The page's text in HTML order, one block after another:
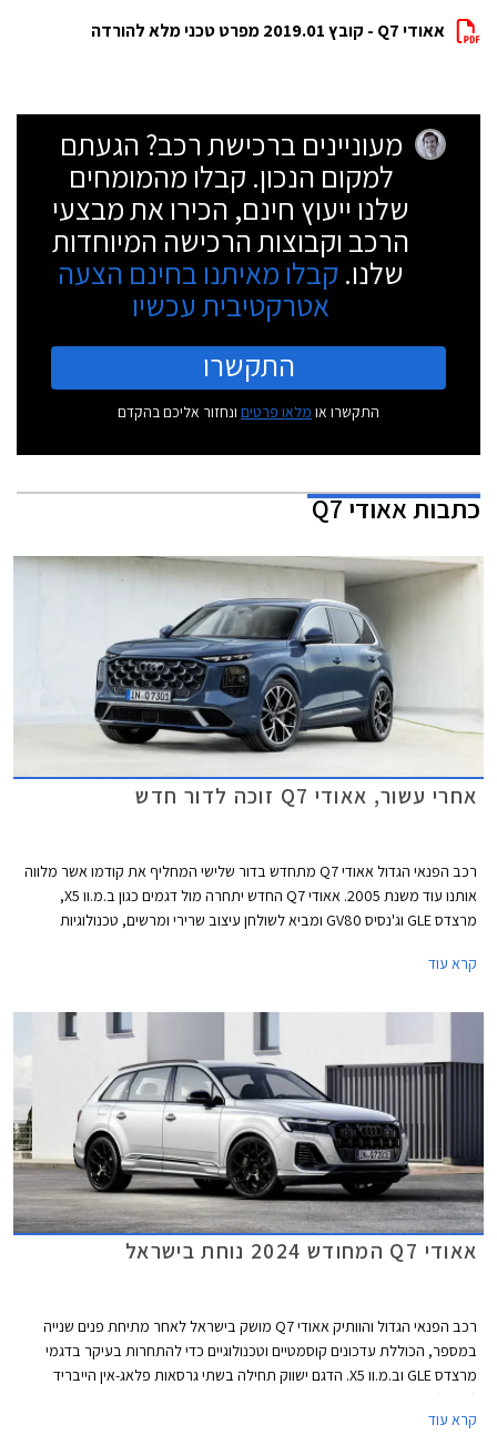
אאודי Q7 - קובץ 2019.01 מפרט טכני מלא להורדה
מעוניינים ברכישת רכב? הגעתם
למקום הנכון. קבלו מהמומחים
שלנו ייעוץ חינם, הכירו את מבצעי
הרכב וקבוצות הרכישה המיוחדות
שלנו. קבלו מאיתנו בחינם הצעה
אטרקטיבית עכשיו
התקשרו
התקשרו או מלאו פרטים ונחזור אליכם בהקדם
כתבותאאודי Q7
אחרי עשור, אאודי Q7 זוכה לדור חדש
רכב הפנאי הגדול אאודי Q7 מתחדש בדור שלישי המחליף את קודמו אשר מלווה
אותנו עוד משנת 2005. אאודי Q7 החדש יתחרה מול דגמים כגון ב.מ.וו X5,
מרצדס GLE וג'נסיס GV80 ומביא לשולחן עיצוב שרירי ומרשים, טכנולוגיות
כקרוזר משפחתי שימושי.
קרא עוד
אאודי Q7 המחודש 2024 נוחת בישראל
רכב הפנאי הגדול והוותיק אאודי Q7 מושק בישראל לאחר מתיחת פנים שנייה
במספר, הכוללת עדכונים קוסמטיים וטכנולוגיים כדי להתחרות בעיקר בדגמי
מרצדס GLE וב.מ.וו X5. הדגם ישווק תחילה בשתי גרסאות פלאג-אין הייבריד
גרסת דיזל עם 7 מושבים.
קרא עוד